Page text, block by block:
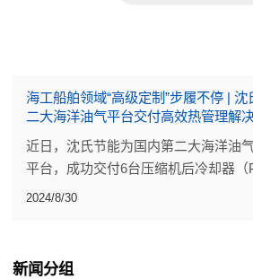
海工船舶领域“高级定制”步履不停 |
二大海洋油气平台交付高效热管理解
近日，沈氏节能为国内第二大海洋油
平台，成功交付6台压缩机后冷却器（
2024/8/30
新闻分组